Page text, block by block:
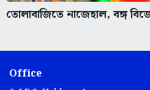
Office
6, J.B.S. Haldane Avenue,